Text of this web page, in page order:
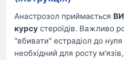
Анастрозол приймається
курсу стероїдів. Важливо
"вбивати" естрадіол до
необхідний для росту м'язів,